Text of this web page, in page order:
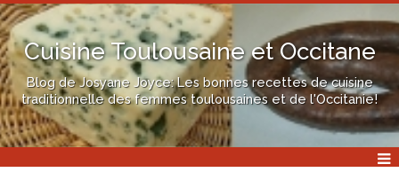
Cuisine Toulousaine et Occitane
Blog de Josyane Joyce: Les bonnes recettes de cuisine
traditionnelle des femmes toulousaines et de l'Occitanie!